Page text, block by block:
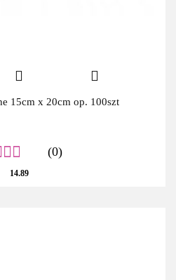
15cm x 20cm op. 100szt
(0)
14.89